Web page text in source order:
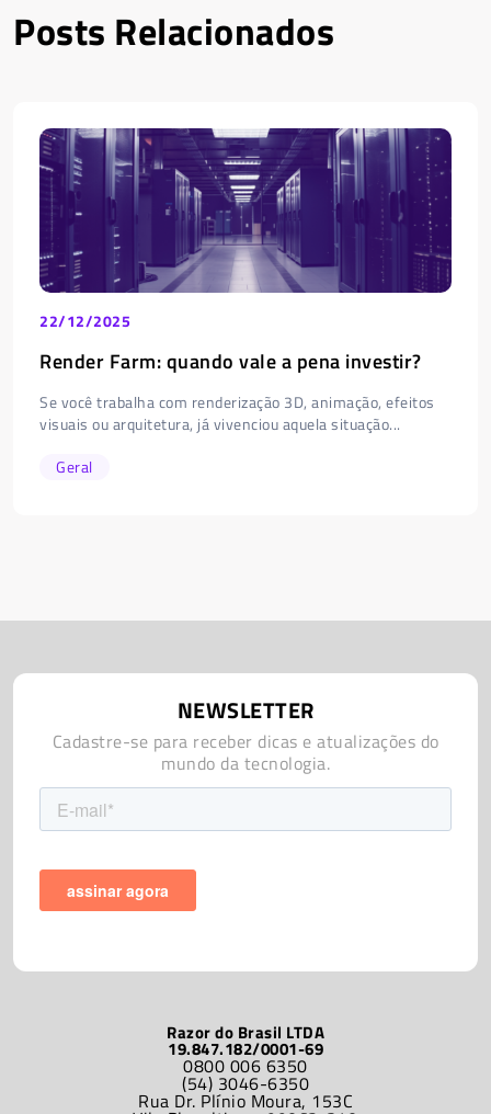
Posts Relacionados
22/12/2025
Render Farm: quando vale a pena investir?
Se você trabalha com renderização 3D, animação, efeitos
visuais ou arquitetura, já vivenciou aquela situação...
Geral
Razor do Brasil LTDA
19.847.182/0001-69
0800 006 6350
(54) 3046-6350
Rua Dr. Plínio Moura, 153C
NEWSLETTER
Cadastre-se para receber dicas e atualizações do
mundo da tecnologia.